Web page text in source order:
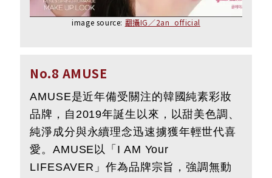
image source: 翻攝IG／2an_official
No.8 AMUSE
AMUSE是近年備受關注的韓國純素彩妝
品牌，自2019年誕生以來，以甜美色調、
純淨成分與永續理念迅速擄獲年輕世代喜
愛。AMUSE以「I AM Your
LIFESAVER」作為品牌宗旨，強調無動